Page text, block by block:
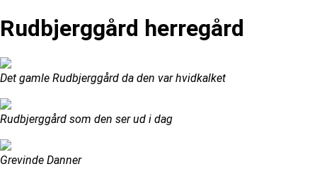
Rudbjerggård herregård
Det gamle Rudbjerggård da den var hvidkalket
Rudbjerggård som den ser ud i dag
Grevinde Danner